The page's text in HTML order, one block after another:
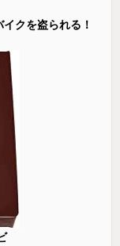
クを盗られる！